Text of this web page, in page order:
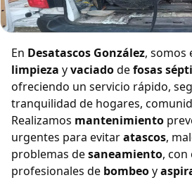
Limpieza y vaciado de
en
En Desatascos González, somos
limpieza yvaciadodefosas
ofreciendo un servicio rápido,
tranquilidad de hogares,
Realizamos mantenimiento
urgentes para evitaratascos,
problemas desaneamiento, con
profesionales de bombeoy